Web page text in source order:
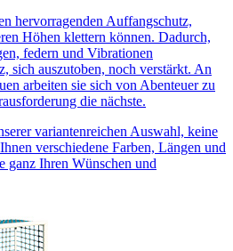
hervorragenden Auffangschutz,
Höhen klettern können. Dadurch,
federn und Vibrationen
sich auszutoben, noch verstärkt. An
arbeiten sie sich von Abenteuer zu
die nächste.
variantenreichen Auswahl, keine
verschiedene Farben, Längen und
ganz Ihren Wünschen und